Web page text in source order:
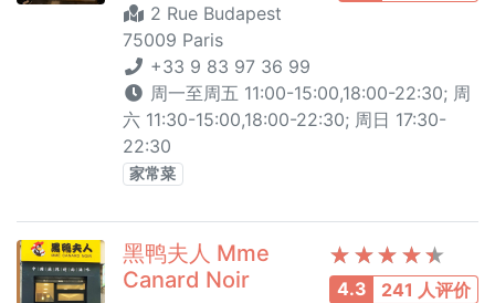
2 Rue Budapest
75009 Paris
+33 9 83 97 36 99
周一至周五 11:00-15:00,18:00-22:30; 周
六 11:30-15:00,18:00-22:30; 周日 17:30-
22:30
家常菜
4.3 241 人评价
黑鸭夫人 Mme
Canard Noir